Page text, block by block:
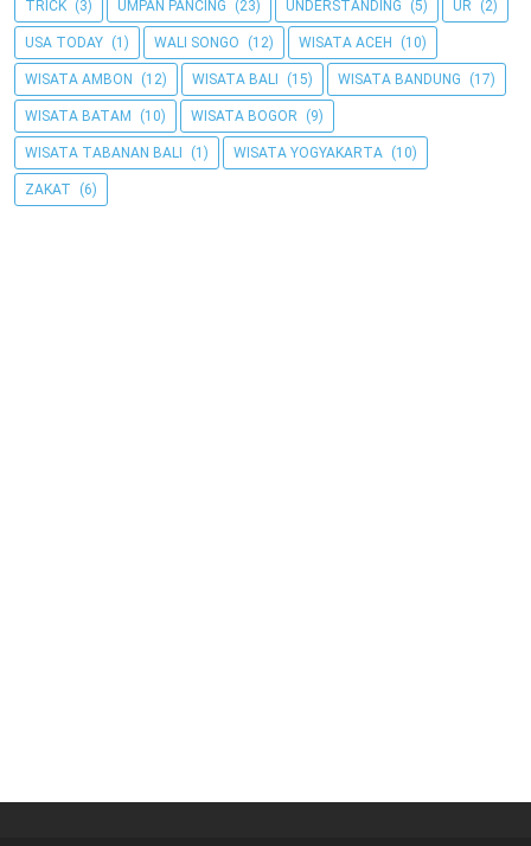
TRICK (3) UMPAN PANCING (23) UNDERSTANDING (5) UR (2)
USA TODAY (1) WALI SONGO (12) WISATA ACEH (10)
WISATA AMBON (12) WISATA BALI (15) WISATA BANDUNG (17)
WISATA BATAM (10) WISATA BOGOR (9)
WISATA TABANAN BALI (1) WISATA YOGYAKARTA (10)
ZAKAT (6)